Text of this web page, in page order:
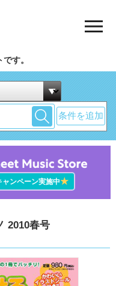
す。
条件を追加
ャンペーン実施中★
2010春号